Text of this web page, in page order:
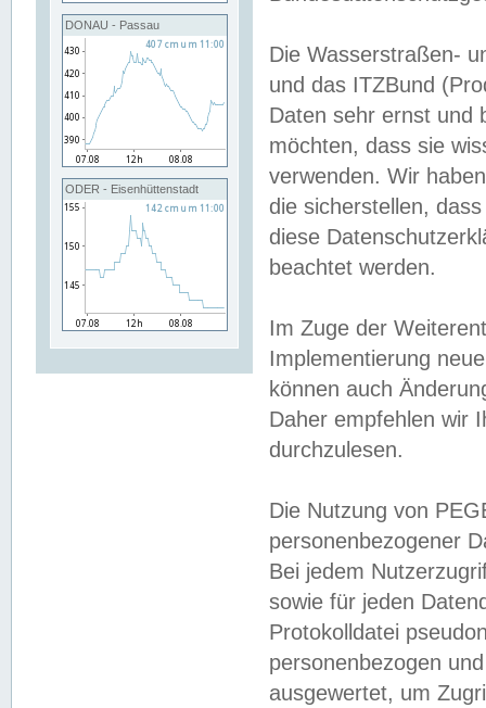
DONAU - Passau
ODER - Eisenhüttenstadt
Die Wasserstraßen-
und das ITZBund
Daten sehr ernst und
möchten, dass sie
verwenden. Wir
die sicherstellen,
diese
beachtet werden.
Im Zuge der
Implementierung
können auch
Daher empfehlen wir
durchzulesen.
Die Nutzung von
personenbezogener
Bei jedem
sowie für jeden
Protokolldatei
personenbezogen
ausgewertet, um